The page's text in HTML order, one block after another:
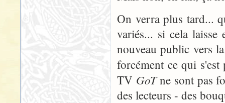
On verra plus tard...
variés... si cela laisse
nouveau public vers
forcément ce qui s'est
TV GoTne sont pas
des lecteurs - des